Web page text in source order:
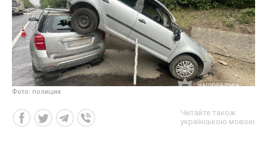
Фото: полиция
Читайте також
українською мовою